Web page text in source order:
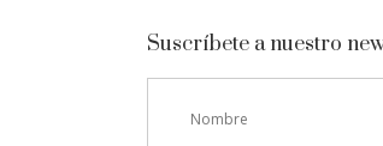
Suscríbete a nuestro